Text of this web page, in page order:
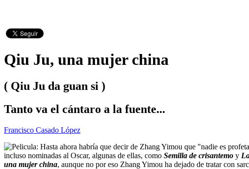
Qiu Ju, una mujer china
( Qiu Ju da guan si )
Tanto va el cántaro a la fuente...
Francisco Casado López
Hasta ahora habría que decir de Zhang Yimou que "nadie es
incluso nominadas al Oscar, algunas de ellas, como Semilla de crisantemo y
una mujer china, aunque no por eso Zhang Yimou ha dejado de tratar con